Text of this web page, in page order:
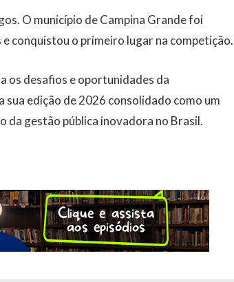
O município de Campina Grande foi
conquistou o primeiro lugar na competição.
os desafios e oportunidades da
edição de 2026 consolidado como um
gestão pública inovadora no Brasil.